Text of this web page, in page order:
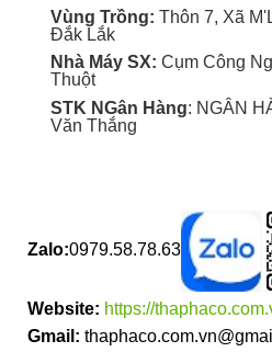
Vùng Trồng: Thôn 7, Xã
Đắk Lắk
Nhà Máy SX: Cụm Công
Thuột
STK NGân Hàng: NGÂN
Văn Thắng
Zalo:0979.58.78.63
Website: https://
Gmail: